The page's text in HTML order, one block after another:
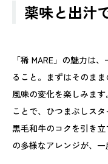
薬味と出汁
「稀 MARE」の魅力は
ること。まずはそのま
風味の変化を楽しみま
ことで、ひつまぶしス
黒毛和牛のコクを引き
の多様なアレンジが、一